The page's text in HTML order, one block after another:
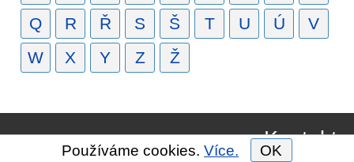
Q
R Ř S Š T U Ú
V
W
X Y Z Ž
Kontakt
Používáme cookies. Více. OK